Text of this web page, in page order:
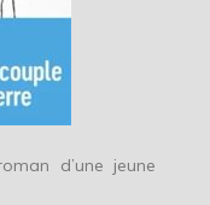
d’une jeune